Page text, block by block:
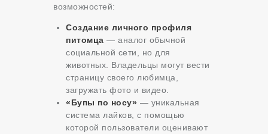
возможностей:
Создание личного профиля
питомца — аналог обычной
социальной сети, но для
животных. Владельцы могут вести
страницу своего любимца,
загружать фото и видео.
«Бупы по носу» — уникальная
система лайков, с помощью
которой пользователи оценивают